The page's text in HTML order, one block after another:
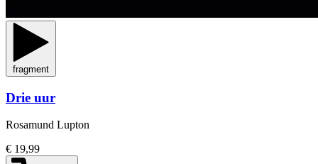
fragment
Drie uur
Rosamund Lupton
€ 19,99